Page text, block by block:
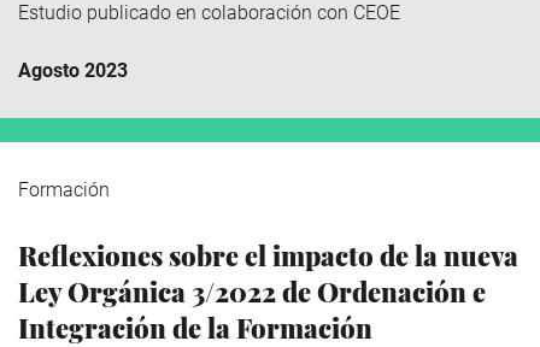
Estudio publicado en colaboración con CEOE
Agosto 2023
Formación
Reflexiones sobre el impacto de la nueva
Ley Orgánica 3/2022 de Ordenación e
Integración de la Formación